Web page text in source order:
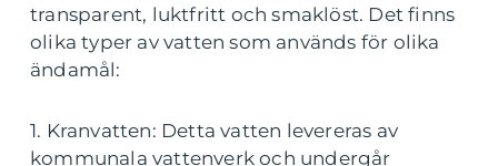
transparent, luktfritt och smaklöst. Det finns
olika typer av vatten som används för olika
ändamål:
1. Kranvatten: Detta vatten levereras av
kommunala vattenverk och undergår